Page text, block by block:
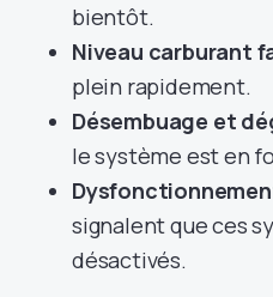
bientôt.
Niveau carburant
plein rapidement.
Désembuage et
le système est en
signalent que ces
désactivés.